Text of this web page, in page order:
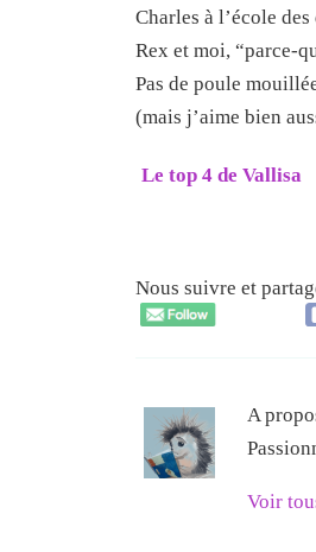
Charles à l’école
Rex et moi, “parce-
Pas de poule
(mais j’aime bien
Le top 4 de Vallisa
Nous suivre et
A
Voir